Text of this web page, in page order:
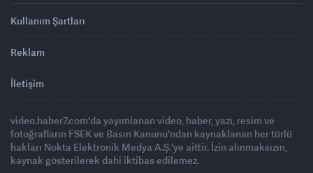
Kullanım Şartları
Reklam
İletişim
video.haber7.com'da yayımlanan video, haber, yazı, resim ve
fotoğrafların FSEK ve Basın Kanunu'ndan kaynaklanan her türlü
hakları Nokta Elektronik Medya A.Ş.'ye aittir. İzin alınmaksızın,
kaynak gösterilerek dahi iktibas edilemez.